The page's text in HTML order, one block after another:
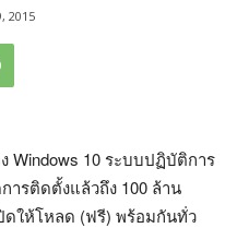
2015
Windows 10 ระบบปฏิบัติการ
รติดตั้งแล้วถึง 100 ล้าน
ดให้โหลด (ฟรี) พร้อมกันทั่ว